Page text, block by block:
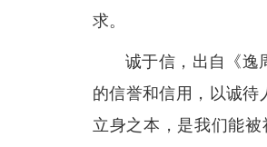
求。
诚于信，出自《逸
的信誉和信用，以诚待
立身之本，是我们能